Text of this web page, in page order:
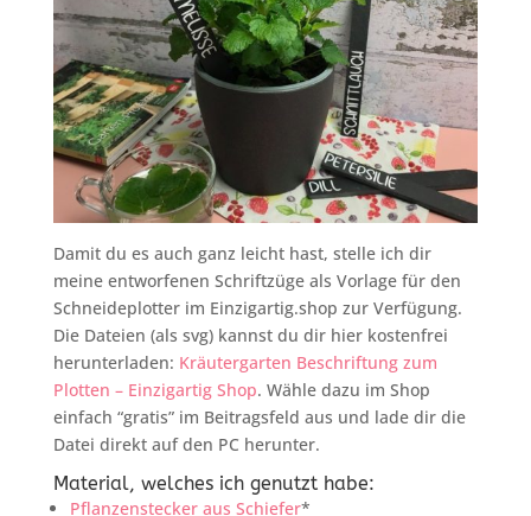
Damit du es auch ganz leicht hast, stelle ich dir
meine entworfenen Schriftzüge als Vorlage für den
Schneideplotter im Einzigartig.shop zur Verfügung.
Die Dateien (als svg) kannst du dir hier kostenfrei
herunterladen: Kräutergarten Beschriftung zum
Plotten – Einzigartig Shop. Wähle dazu im Shop
einfach “gratis” im Beitragsfeld aus und lade dir die
Datei direkt auf den PC herunter.
Material, welches ich genutzt habe:
Pflanzenstecker aus Schiefer*